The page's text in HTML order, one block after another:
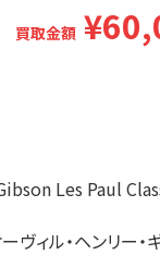
買取金額
Les Paul
ヴィル・ヘンリー